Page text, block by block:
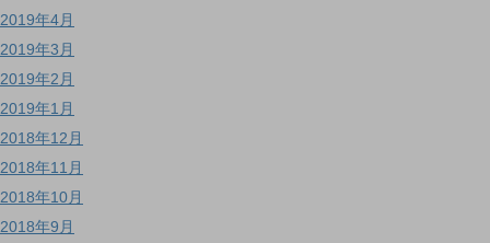
2019年4月
2019年3月
2019年2月
2019年1月
2018年12月
2018年11月
2018年10月
2018年9月